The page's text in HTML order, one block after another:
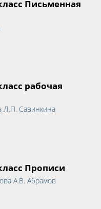
Письменная
рабочая
Л.П. Савинкина
Прописи
А.В. Абрамов